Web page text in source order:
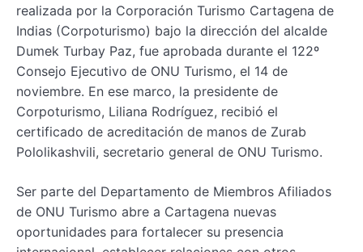
realizada por la Corporación Turismo Cartagena de
Indias (Corpoturismo) bajo la dirección del alcalde
Dumek Turbay Paz, fue aprobada durante el 122º
Consejo Ejecutivo de ONU Turismo, el 14 de
noviembre. En ese marco, la presidente de
Corpoturismo, Liliana Rodríguez, recibió el
certificado de acreditación de manos de Zurab
Pololikashvili, secretario general de ONU Turismo.
Ser parte del Departamento de Miembros Afiliados
de ONU Turismo abre a Cartagena nuevas
oportunidades para fortalecer su presencia